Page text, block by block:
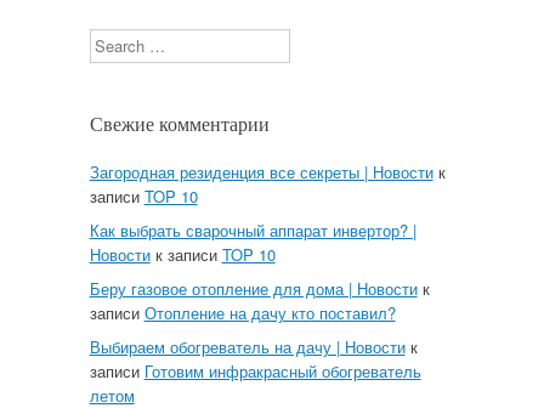
Search
Свежие комментарии
Загородная резиденция все секреты | Новостик
записи TOP 10
Как выбрать сварочный аппарат инвертор? |
Новостик записи TOP 10
Беру газовое отопление для дома | Новостик
записи Отопление на дачу кто поставил?
Выбираем обогреватель на дачу | Новостик
записи Готовим инфракрасный обогреватель
летом